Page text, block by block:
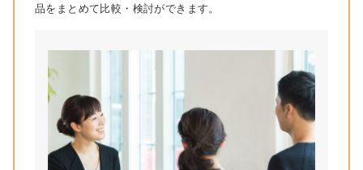
品をまとめて比較・検討ができます。